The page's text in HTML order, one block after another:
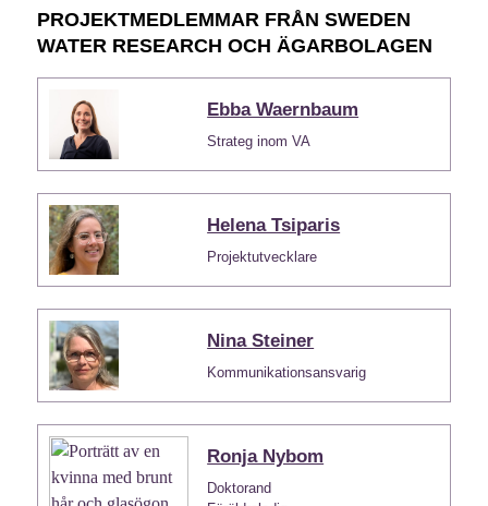
PROJEKTMEDLEMMAR FRÅN SWEDEN
WATER RESEARCH OCH ÄGARBOLAGEN
Ebba Waernbaum
Strateg inom VA
Helena Tsiparis
Projektutvecklare
Nina Steiner
Kommunikationsansvarig
Ronja Nybom
Doktorand